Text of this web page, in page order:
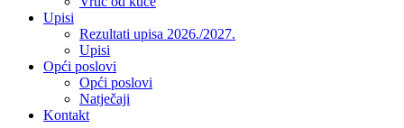
Upisi
Rezultati upisa 2026./2027.
Upisi
Opći poslovi
Opći poslovi
Natječaji
Kontakt